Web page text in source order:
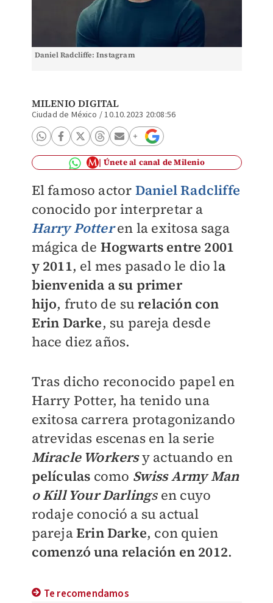
Daniel Radcliffe: Instagram
MILENIO DIGITAL
Ciudad de México /10.10.2023 20:08:56
Únete al canal de Milenio
El famoso actor Daniel Radcliffe
conocido por interpretar a
Harry Potter en la exitosa saga
mágica de Hogwarts entre 2001
y 2011, el mes pasado le dio la
bienvenida a su primer
hijo, fruto de surelación con
Erin Darke, su pareja desde
hace diez años.
Tras dicho reconocido papel en
Harry Potter, ha tenido una
exitosa carrera protagonizando
atrevidas escenas en la serie
Miracle Workersy actuando en
películas como Swiss Army Man
o Kill Your Darlings en cuyo
rodaje conoció a su actual
parejaErin Darke, con quien
comenzó una relación en 2012.
Te recomendamos